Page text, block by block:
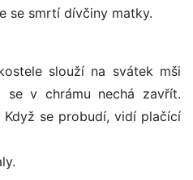
se smrtí dívčiny matky.
slouží na svátek mši
se v chrámu nechá zavřít.
Když se probudí, vidí plačící